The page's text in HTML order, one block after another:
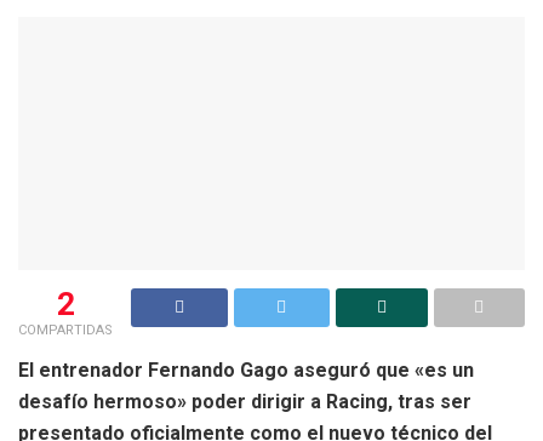
2
COMPARTIDAS
El entrenador Fernando Gago aseguró que «es un
desafío hermoso» poder dirigir a Racing, tras ser
presentado oficialmente como el nuevo técnico del